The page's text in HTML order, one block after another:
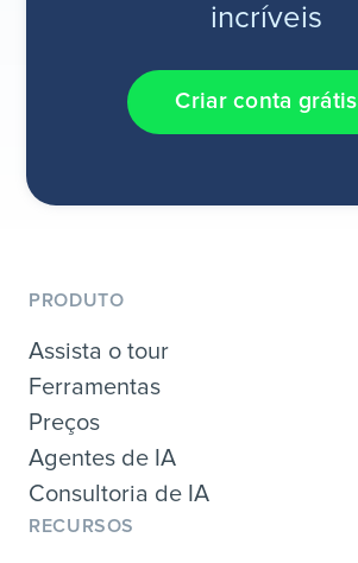
incríveis
Criar conta grátis
PRODUTO
Assista o tour
Ferramentas
Preços
Agentes de IA
Consultoria de IA
RECURSOS